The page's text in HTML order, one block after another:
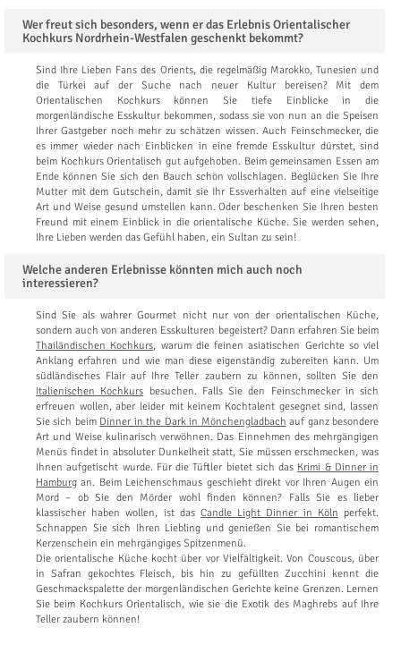
Wer freut sich besonders, wenn er das Erlebnis Orientalischer
Kochkurs Nordrhein-Westfalen geschenkt bekommt?
Sind Ihre Lieben Fans des Orients, die regelmäßig Marokko, Tunesien und
die Türkei auf der Suche nach neuer Kultur bereisen? Mit dem
Orientalischen Kochkurs können Sie tiefe Einblicke in die
morgenländische Esskultur bekommen, sodass sie von nun an die Speisen
Ihrer Gastgeber noch mehr zu schätzen wissen. Auch Feinschmecker, die
es immer wieder nach Einblicken in eine fremde Esskultur dürstet, sind
beim Kochkurs Orientalisch gut aufgehoben. Beim gemeinsamen Essen am
Ende können Sie sich den Bauch schön vollschlagen. Beglücken Sie Ihre
Mutter mit dem Gutschein, damit sie Ihr Essverhalten auf eine vielseitige
Art und Weise gesund umstellen kann. Oder beschenken Sie Ihren besten
Freund mit einem Einblick in die orientalische Küche. Sie werden sehen,
Ihre Lieben werden das Gefühl haben, ein Sultan zu sein!
Welche anderen Erlebnisse könnten mich auch noch
interessieren?
Sind Sie als wahrer Gourmet nicht nur von der orientalischen Küche,
sondern auch von anderen Esskulturen begeistert? Dann erfahren Sie beim
Thailändischen Kochkurs, warum die feinen asiatischen Gerichte so viel
Anklang erfahren und wie man diese eigenständig zubereiten kann. Um
südländisches Flair auf Ihre Teller zaubern zu können, sollten Sie den
Italienischen Kochkurs besuchen. Falls Sie den Feinschmecker in sich
erfreuen wollen, aber leider mit keinem Kochtalent gesegnet sind, lassen
Sie sich beim Dinner in the Dark in Mönchengladbach auf ganz besondere
Art und Weise kulinarisch verwöhnen. Das Einnehmen des mehrgängigen
Menüs findet in absoluter Dunkelheit statt, Sie müssen erschmecken, was
Ihnen aufgetischt wurde. Für die Tüftler bietet sich das Krimi & Dinner in
Hamburg an. Beim Leichenschmaus geschieht direkt vor Ihren Augen ein
Mord – ob Sie den Mörder wohl finden können? Falls Sie es lieber
klassischer haben wollen, ist das Candle Light Dinner in Köln perfekt.
Schnappen Sie sich Ihren Liebling und genießen Sie bei romantischem
Kerzenschein ein mehrgängiges Spitzenmenü.
Die orientalische Küche kocht über vor Vielfältigkeit. Von Couscous, über
in Safran gekochtes Fleisch, bis hin zu gefüllten Zucchini kennt die
Geschmackspalette der morgenländischen Gerichte keine Grenzen. Lernen
Sie beim Kochkurs Orientalisch, wie sie die Exotik des Maghrebs auf Ihre
Teller zaubern können!